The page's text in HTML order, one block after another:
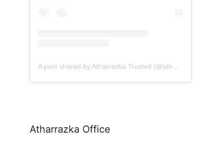
A post shared by Atharrazka Trusted (@atharrazka.agency)
Atharrazka Office